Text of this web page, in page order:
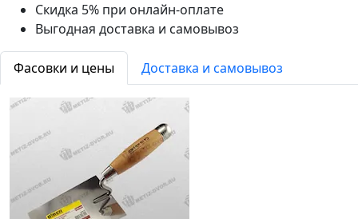
Скидка 5% при онлайн-оплате
Выгодная доставка и самовывоз
Фасовки и цены Доставка и самовывоз